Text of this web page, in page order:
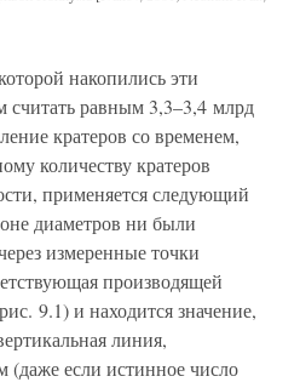
накопились эти
считать равным 3,3–3,4 млрд
кратеров со временем,
количеству кратеров
применяется следующий
диаметров ни были
измеренные точки
производящей
9.1) и находится значение,
линия,
(даже если истинное число